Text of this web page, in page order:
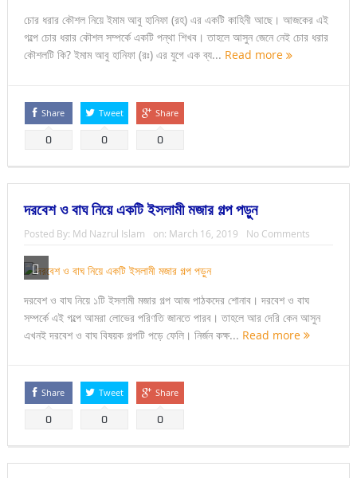
চোর ধরার কৌশল নিয়ে ইমাম আবু হানিফা (রহ) এর একটি কাহিনী আছে। আজকের এই
গল্পে চোর ধরার কৌশল সম্পর্কে একটি পন্থা শিখব। তাহলে আসুন জেনে নেই চোর ধরার
কৌশলটি কি? ইমাম আবু হানিফা (রঃ) এর যুগে এক ব্য... Read more
Share
0
Tweet
0
Share
0
দরবেশ ও বাঘ নিয়ে একটি ইসলামী মজার গল্প পড়ুন
Posted By: Md Nazrul Islam on: March 16, 2019 No Comments
দরবেশ ও বাঘ নিয়ে ১টি ইসলামী মজার গল্প আজ পাঠকদের শোনাব। দরবেশ ও বাঘ
সম্পর্কে এই গল্পে আমরা লোভের পরিণতি জানতে পারব। তাহলে আর দেরি কেন আসুন
এখনই দরবেশ ও বাঘ বিষয়ক গল্পটি পড়ে ফেলি। নির্জন কক্ষ... Read more
Share
0
Tweet
0
Share
0